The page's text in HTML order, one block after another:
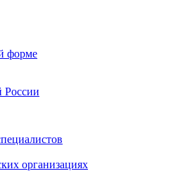
форме
России
организациях